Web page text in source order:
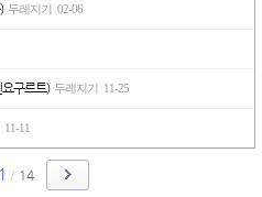
두레지기 02-06
구르트) 두레지기 11-25
11-11
1 / 14